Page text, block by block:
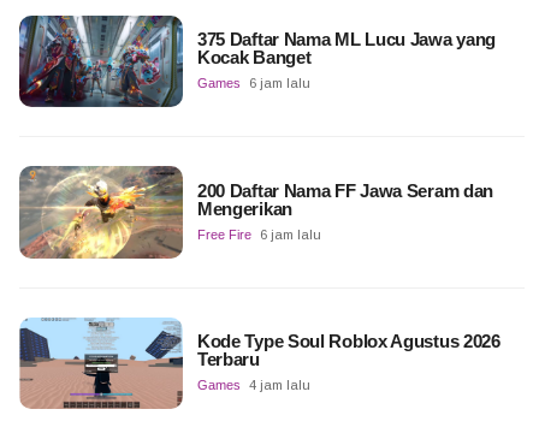
375 Daftar Nama ML Lucu Jawa yang
Kocak Banget
Games 6 jam lalu
200 Daftar Nama FF Jawa Seram dan
Mengerikan
Free Fire 6 jam lalu
Kode Type Soul Roblox Agustus 2026
Terbaru
Games 4 jam lalu